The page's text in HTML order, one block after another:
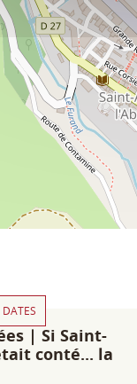
DATES
| Si Saint-
conté... la